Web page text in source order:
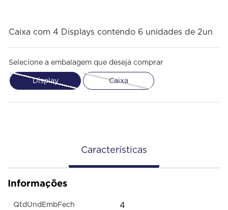
Caixa com 4 Displays contendo 6 unidades de 2un
Selecione a embalagem que deseja comprar
Display Caixa
Características
Informações
QtdUndEmbFech 4